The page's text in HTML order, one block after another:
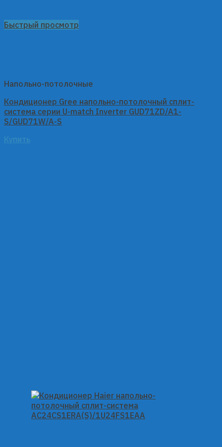
Быстрый просмотр
Напольно-потолочные
Кондиционер Gree напольно-потолочный сплит-
система серии U-match Inverter GUD71ZD/A1-
S/GUD71W/A-S
Купить